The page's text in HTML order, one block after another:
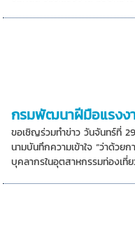
กรมพัฒนาฝีมือแรงง
ขอเชิญร่วมทำข่าว วันจันทร์ที่
นามบันทึกความเข้าใจ “ว่าด้ว
บุคลากรในอุตสาหกรรมท่องเที่